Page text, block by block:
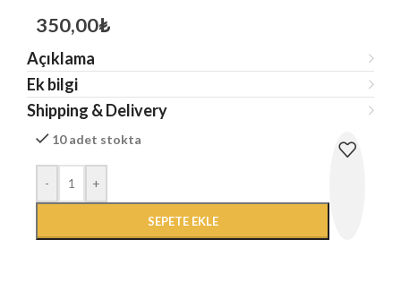
350,00₺
Açıklama
Ek bilgi
Shipping & Delivery
10 adet stokta
- +
SEPETE EKLE